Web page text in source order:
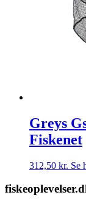
Greys
Fiskenet
312,50 kr. Se